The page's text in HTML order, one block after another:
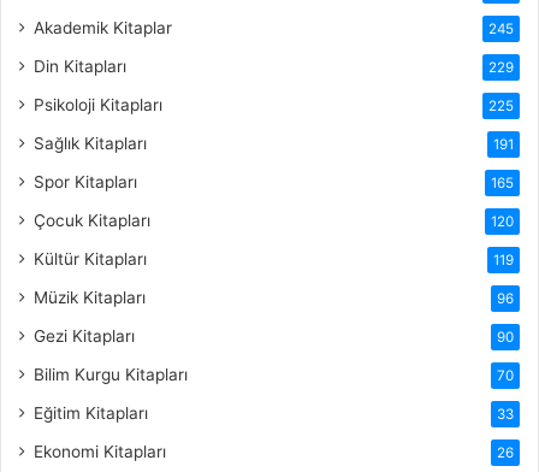
Akademik Kitaplar 245
Din Kitapları 229
Psikoloji Kitapları 225
Sağlık Kitapları 191
Spor Kitapları 165
Çocuk Kitapları 120
Kültür Kitapları 119
Müzik Kitapları 96
Gezi Kitapları 90
Bilim Kurgu Kitapları 70
Eğitim Kitapları 33
Ekonomi Kitapları 26